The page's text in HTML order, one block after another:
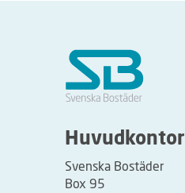
Huvudkontor
Svenska Bostäder
Box 95